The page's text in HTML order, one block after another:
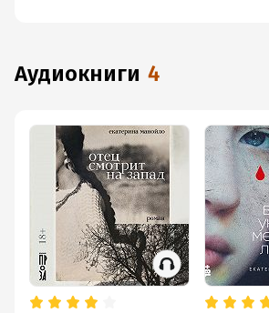
аудиокниги 4